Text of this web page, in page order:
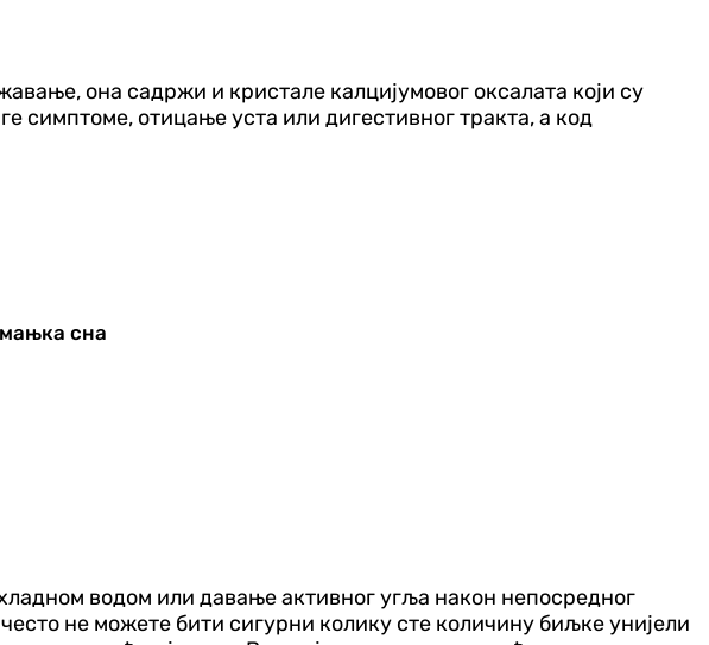
она садржи и кристале калцијумовог оксалата који су
симптоме, отицање уста или дигестивног тракта, а код
сна
водом или давање активног угља након непосредног
не можете бити сигурни колику сте количину биљке унијели